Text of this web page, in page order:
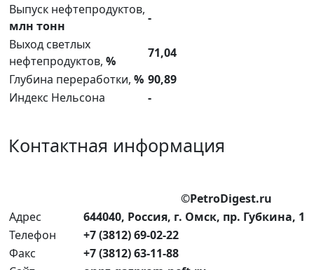
Выпуск нефтепродуктов,
млн тонн
-
Выход светлых
нефтепродуктов, %
71,04
Глубина переработки, % 90,89
Индекс Нельсона
-
Контактная информация
©PetroDigest.ru
Адрес
644040, Россия, г. Омск, пр. Губкина, 1
Телефон
+7 (3812) 69-02-22
Факс
+7 (3812) 63-11-88